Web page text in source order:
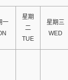
一
星期
二
TUE
星期三
WED